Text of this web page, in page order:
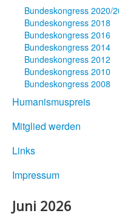
Bundeskongress 2020/
Bundeskongress 2018
Bundeskongress 2016
Bundeskongress 2014
Bundeskongress 2012
Bundeskongress 2010
Bundeskongress 2008
Humanismuspreis
Mitglied werden
Links
Impressum
Juni 2026